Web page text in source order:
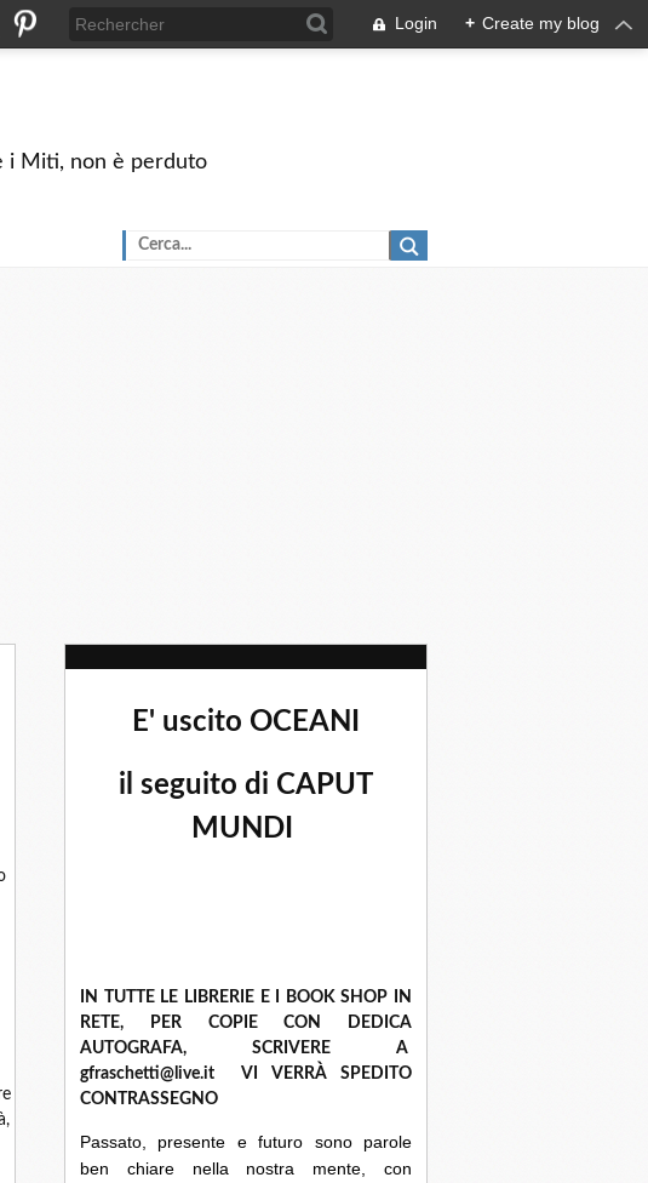
Login + Create my blog
i Miti, non è perduto
E' uscito OCEANI
il seguito di CAPUT
MUNDI
IN TUTTE LE LIBRERIE E I BOOK SHOP IN
RETE, PER COPIE CON DEDICA
AUTOGRAFA, SCRIVERE A
gfraschetti@live.it VI VERRÀ SPEDITO
CONTRASSEGNO
Passato, presente e futuro sono parole
ben chiare nella nostra mente, con